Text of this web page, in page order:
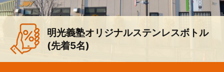
明光義塾オリジナルステンレスボトル
(先着5名)